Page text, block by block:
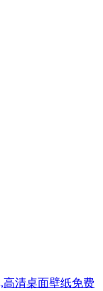
高清桌面壁纸免费